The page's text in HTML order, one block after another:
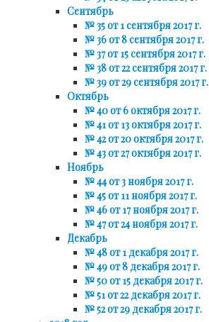
Сентябрь
№ 35 от 1 сентября 2017 г.
№ 36 от 8 сентября 2017 г.
№ 37 от 15 сентября 2017 г.
№ 38 от 22 сентября 2017 г.
№ 39 от 29 сентября 2017 г.
Октябрь
№ 40 от 6 октября 2017 г.
№ 41 от 13 октября 2017 г.
№ 42 от 20 октября 2017 г.
№ 43 от 27 октября 2017 г.
Ноябрь
№ 44 от 3 ноября 2017 г.
№ 45 от 11 ноября 2017 г.
№ 46 от 17 ноября 2017 г.
№ 47 от 24 ноября 2017 г.
Декабрь
№ 48 от 1 декабря 2017 г.
№ 49 от 8 декабря 2017 г.
№ 50 от 15 декабря 2017 г.
№ 51 от 22 декабря 2017 г.
№ 52 от 29 декабря 2017 г.